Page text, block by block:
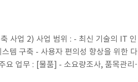
사업 2) 사업 범위 : - 최신 기술의 IT 인
템 구축 - 사용자 편의성 향상을 위한 다
요 업무 : [물품] - 소요량조사, 품목관리,